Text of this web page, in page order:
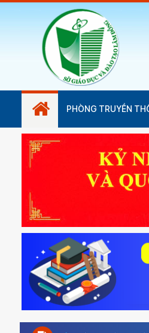
PHÒNG TRUYỀN